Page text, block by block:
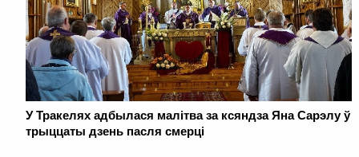
У Тракелях адбылася малітва за ксяндза Яна Сарэлу ў
трыццаты дзень пасля смерці